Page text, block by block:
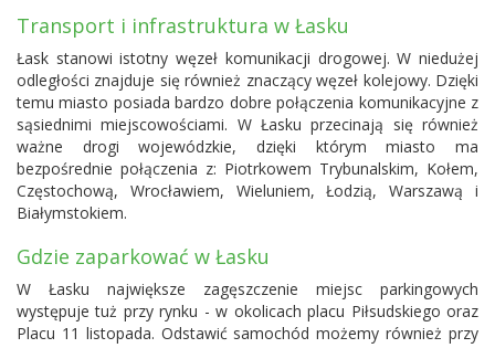
Transport i infrastruktura w Łasku
Łask stanowi istotny węzeł komunikacji drogowej. W niedużej
odległości znajduje się również znaczący węzeł kolejowy. Dzięki
temu miasto posiada bardzo dobre połączenia komunikacyjne z
sąsiednimi miejscowościami. W Łasku przecinają się również
ważne drogi wojewódzkie, dzięki którym miasto ma
bezpośrednie połączenia z: Piotrkowem Trybunalskim, Kołem,
Częstochową, Wrocławiem, Wieluniem, Łodzią, Warszawą i
Białymstokiem.
Gdzie zaparkować w Łasku
W Łasku największe zagęszczenie miejsc parkingowych
występuje tuż przy rynku - w okolicach placu Piłsudskiego oraz
Placu 11 listopada. Odstawić samochód możemy również przy